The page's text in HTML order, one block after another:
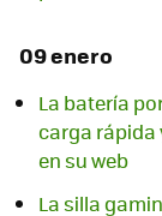
09 enero
La batería
carga rápida
en su web
La silla